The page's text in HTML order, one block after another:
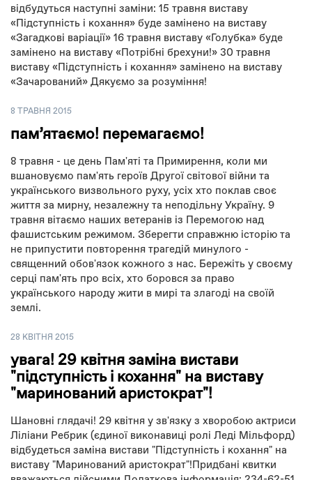
відбудуться наступні заміни: 15 травня виставу
«Підступність і кохання» буде замінено на виставу
«Загадкові варіації» 16 травня виставу «Голубка» буде
замінено на виставу «Потрібні брехуни!» 30 травня
виставу «Підступність і кохання» замінено на виставу
«Зачарований» Дякуємо за розуміння!
8 ТРАВНЯ 2015
пам’ятаємо! перемагаємо!
8 травня - це день Пам'яті та Примирення, коли ми
вшановуємо пам'ять героїв Другої світової війни та
українського визвольного руху, усіх хто поклав своє
життя за мирну, незалежну та неподільну Україну. 9
травня вітаємо наших ветеранів із Перемогою над
фашистським режимом. Зберегти справжню історію та
не припустити повторення трагедій минулого -
священний обов'язок кожного з нас. Бережіть у своєму
серці пам'ять про всіх, хто боровся за право
українського народу жити в мирі та злагоді на своїй
землі.
28 КВІТНЯ 2015
увага! 29 квітня заміна вистави
"підступність і кохання" на виставу
"маринований аристократ"!
Шановні глядачі! 29 квітня у зв'язку з хворобою актриси
Ліліани Ребрик (єдиної виконавиці ролі Леді Мільфорд)
відбудеться заміна вистави "Підступність і кохання" на
виставу "Маринований аристократ"!Придбані квитки